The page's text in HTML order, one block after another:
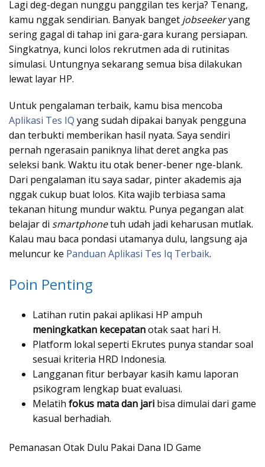
Lagi deg-degan nunggu panggilan tes kerja? Tenang,
kamu nggak sendirian. Banyak banget jobseekeryang
sering gagal di tahap ini gara-gara kurang persiapan.
Singkatnya, kunci lolos rekrutmen ada di rutinitas
simulasi. Untungnya sekarang semua bisa dilakukan
lewat layar HP.
Untuk pengalaman terbaik, kamu bisa mencoba
Aplikasi Tes IQ yang sudah dipakai banyak pengguna
dan terbukti memberikan hasil nyata. Saya sendiri
pernah ngerasain paniknya lihat deret angka pas
seleksi bank. Waktu itu otak bener-bener nge-blank.
Dari pengalaman itu saya sadar, pinter akademis aja
nggak cukup buat lolos. Kita wajib terbiasa sama
tekanan hitung mundur waktu. Punya pegangan alat
belajar di smartphonetuh udah jadi keharusan mutlak.
Kalau mau baca pondasi utamanya dulu, langsung aja
meluncur ke Panduan Aplikasi Tes Iq Terbaik.
Poin Penting
Latihan rutin pakai aplikasi HP ampuh
meningkatkan kecepatanotak saat hari H.
Platform lokal seperti Ekrutes punya standar soal
sesuai kriteria HRD Indonesia.
Langganan fitur berbayar kasih kamu laporan
psikogram lengkap buat evaluasi.
Melatih fokus mata dan jari bisa dimulai dari game
kasual berhadiah.
Pemanasan Otak Dulu Pakai Dana ID Game